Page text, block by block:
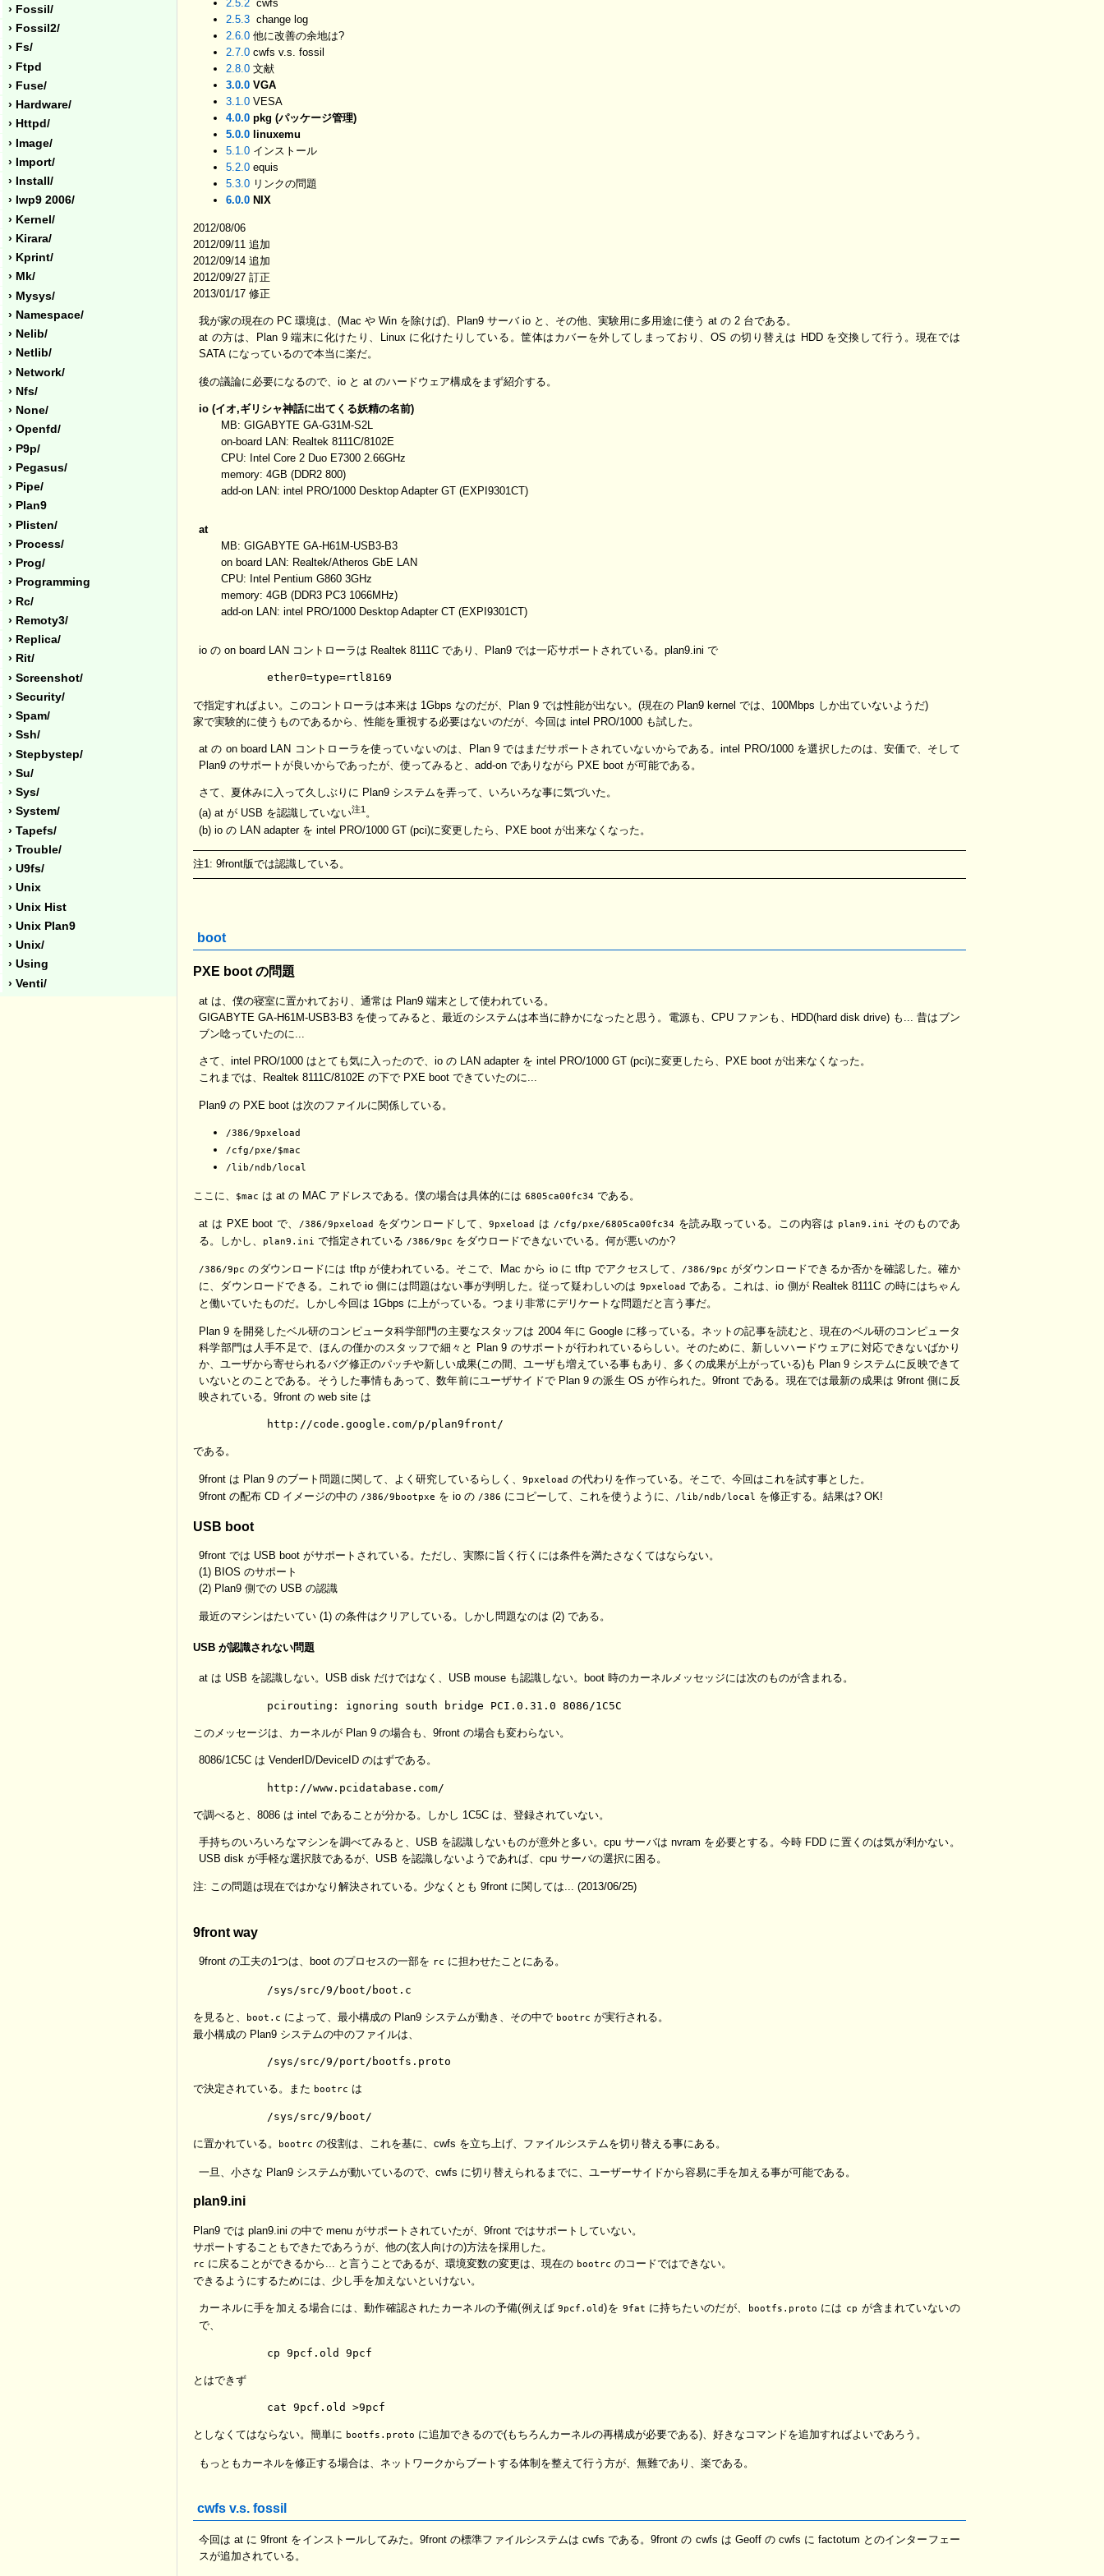
› Fossil/
› Fossil2/
› Fs/
› Ftpd
› Fuse/
› Hardware/
› Httpd/
› Image/
› Import/
› Install/
› Iwp9 2006/
› Kernel/
› Kirara/
› Kprint/
› Mk/
› Mysys/
› Namespace/
› Nelib/
› Netlib/
› Network/
› Nfs/
› None/
› Openfd/
› P9p/
› Pegasus/
› Pipe/
› Plan9
› Plisten/
› Process/
› Prog/
› Programming
› Rc/
› Remoty3/
› Replica/
› Rit/
› Screenshot/
› Security/
› Spam/
› Ssh/
› Stepbystep/
› Su/
› Sys/
› System/
› Tapefs/
› Trouble/
› U9fs/
› Unix
› Unix Hist
› Unix Plan9
› Unix/
› Using
› Venti/
2.5.2 cwfs
2.5.3 change log
2.6.0他に改善の余地は?
2.7.0cwfs v.s. fossil
2.8.0文献
3.0.0VGA
3.1.0VESA
4.0.0pkg (パッケージ管理)
5.0.0linuxemu
5.1.0インストール
5.2.0equis
5.3.0リンクの問題
6.0.0NIX
2012/08/06
2012/09/11 追加
2012/09/14 追加
2012/09/27 訂正
2013/01/17 修正
我が家の現在の PC 環境は、(Mac や Win を除けば)、Plan9 サーバ io と、その他、実験用に多用途に使う at の 2 台である。
at の方は、Plan 9 端末に化けたり、Linux に化けたりしている。筐体はカバーを外してしまっており、OS の切り替えは HDD を交換して行う。現在では
SATA になっているので本当に楽だ。
後の議論に必要になるので、io と at のハードウェア構成をまず紹介する。
io (イオ,ギリシャ神話に出てくる妖精の名前)
MB: GIGABYTE GA-G31M-S2L
on-board LAN: Realtek 8111C/8102E
CPU: Intel Core 2 Duo E7300 2.66GHz
memory: 4GB (DDR2 800)
add-on LAN: intel PRO/1000 Desktop Adapter GT (EXPI9301CT)
at
MB: GIGABYTE GA-H61M-USB3-B3
on board LAN: Realtek/Atheros GbE LAN
CPU: Intel Pentium G860 3GHz
memory: 4GB (DDR3 PC3 1066MHz)
add-on LAN: intel PRO/1000 Desktop Adapter CT (EXPI9301CT)
io の on board LAN コントローラは Realtek 8111C であり、Plan9 では一応サポートされている。plan9.ini で
で指定すればよい。このコントローラは本来は 1Gbps なのだが、Plan 9 では性能が出ない。(現在の Plan9 kernel では、100Mbps しか出ていないようだ)
家で実験的に使うものであるから、性能を重視する必要はないのだが、今回は intel PRO/1000 も試した。
at の on board LAN コントローラを使っていないのは、Plan 9 ではまだサポートされていないからである。intel PRO/1000 を選択したのは、安価で、そして
Plan9 のサポートが良いからであったが、使ってみると、add-on でありながら PXE boot が可能である。
さて、夏休みに入って久しぶりに Plan9 システムを弄って、いろいろな事に気づいた。
(a) at が USB を認識していない注1 。
(b) io の LAN adapter を intel PRO/1000 GT (pci)に変更したら、PXE boot が出来なくなった。
注1: 9front版では認識している。
boot
PXE boot の問題
at は、僕の寝室に置かれており、通常は Plan9 端末として使われている。
GIGABYTE GA-H61M-USB3-B3 を使ってみると、最近のシステムは本当に静かになったと思う。電源も、CPU ファンも、HDD(hard disk drive) も... 昔はブン
ブン唸っていたのに...
さて、intel PRO/1000 はとても気に入ったので、io の LAN adapter を intel PRO/1000 GT (pci)に変更したら、PXE boot が出来なくなった。
これまでは、Realtek 8111C/8102E の下で PXE boot できていたのに...
Plan9 の PXE boot は次のファイルに関係している。
/386/9pxeload
/cfg/pxe/$mac
/lib/ndb/local
ここに、 $mac は at の MAC アドレスである。僕の場合は具体的には 6805ca00fc34である。
at は PXE boot で、 /386/9pxeload をダウンロードして、9pxeload は /cfg/pxe/6805ca00fc34 を読み取っている。この内容は plan9.ini そのものであ
る。しかし、
plan9.ini で指定されている /386/9pc をダウロードできないでいる。何が悪いのか?
/386/9pc のダウンロードには tftp が使われている。そこで、Mac から io に tftp でアクセスして、 /386/9pc がダウンロードできるか否かを確認した。確か
に、ダウンロードできる。これで io 側には問題はない事が判明した。従って疑わしいのは 9pxeload である。これは、io 側が Realtek 8111C の時にはちゃん
と働いていたものだ。しかし今回は 1Gbps に上がっている。つまり非常にデリケートな問題だと言う事だ。
Plan 9 を開発したベル研のコンピュータ科学部門の主要なスタッフは 2004 年に Google に移っている。ネットの記事を読むと、現在のベル研のコンピュータ
科学部門は人手不足で、ほんの僅かのスタッフで細々と Plan 9 のサポートが行われているらしい。そのために、新しいハードウェアに対応できないばかり
か、ユーザから寄せられるバグ修正のパッチや新しい成果(この間、ユーザも増えている事もあり、多くの成果が上がっている)も Plan 9 システムに反映できて
いないとのことである。そうした事情もあって、数年前にユーザサイドで Plan 9 の派生 OS が作られた。9front である。現在では最新の成果は 9front 側に反
映されている。9front の web site は
である。
9front は Plan 9 のブート問題に関して、よく研究しているらしく、9pxeload の代わりを作っている。そこで、今回はこれを試す事とした。
9front の配布 CD イメージの中の /386/9bootpxe を io の /386 にコピーして、これを使うように、 /lib/ndb/local を修正する。結果は? OK!
USB boot
9front では USB boot がサポートされている。ただし、実際に旨く行くには条件を満たさなくてはならない。
(1) BIOS のサポート
(2) Plan9 側での USB の認識
最近のマシンはたいてい (1) の条件はクリアしている。しかし問題なのは (2) である。
USB が認識されない問題
at は USB を認識しない。USB disk だけではなく、USB mouse も認識しない。boot 時のカーネルメッセッジには次のものが含まれる。
このメッセージは、カーネルが Plan 9 の場合も、9front の場合も変わらない。
8086/1C5C は VenderID/DeviceID のはずである。
で調べると、8086 は intel であることが分かる。しかし 1C5C は、登録されていない。
手持ちのいろいろなマシンを調べてみると、USB を認識しないものが意外と多い。cpu サーバは nvram を必要とする。今時 FDD に置くのは気が利かない。
USB disk が手軽な選択肢であるが、USB を認識しないようであれば、cpu サーバの選択に困る。
注: この問題は現在ではかなり解決されている。少なくとも 9front に関しては... (2013/06/25)
9front way
9front の工夫の1つは、boot のプロセスの一部を rc に担わせたことにある。
を見ると、 boot.c によって、最小構成の Plan9 システムが動き、その中で bootrc が実行される。
最小構成の Plan9 システムの中のファイルは、
で決定されている。また bootrc は
に置かれている。 bootrc の役割は、これを基に、cwfs を立ち上げ、ファイルシステムを切り替える事にある。
一旦、小さな Plan9 システムが動いているので、cwfs に切り替えられるまでに、ユーザーサイドから容易に手を加える事が可能である。
plan9.ini
Plan9 では plan9.ini の中で menu がサポートされていたが、9front ではサポートしていない。
サポートすることもできたであろうが、他の(玄人向けの)方法を採用した。
rc に戻ることができるから... と言うことであるが、環境変数の変更は、現在の bootrc のコードではできない。
できるようにするためには、少し手を加えないといけない。
カーネルに手を加える場合には、動作確認されたカーネルの予備(例えば9pcf.old)を 9fat に持ちたいのだが、 bootfs.proto には cp が含まれていないの
で、
とはできず
としなくてはならない。簡単に bootfs.proto に追加できるので(もちろんカーネルの再構成が必要である)、好きなコマンドを追加すればよいであろう。
もっともカーネルを修正する場合は、ネットワークからブートする体制を整えて行う方が、無難であり、楽である。
cwfs v.s. fossil
今回は at に 9front をインストールしてみた。9front の標準ファイルシステムは cwfs である。9front の cwfs は Geoff の cwfs に factotum とのインターフェー
スが追加されている。